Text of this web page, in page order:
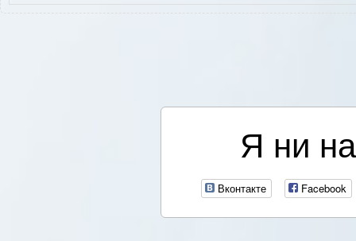
Я ни
Вконтакте Facebook